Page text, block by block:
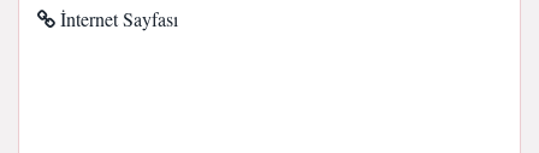
İnternet Sayfası